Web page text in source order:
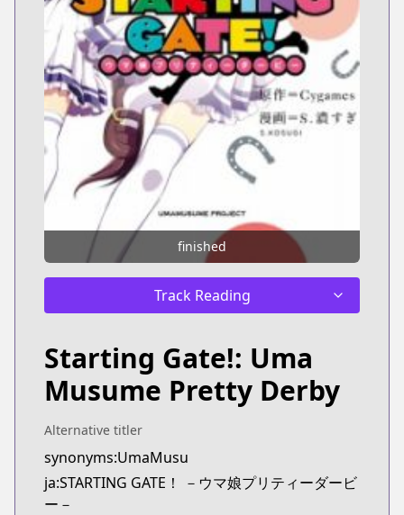
finished
Track Reading
Starting Gate!: Uma
Musume Pretty Derby
Alternative titler
synonyms:UmaMusu
ja:STARTING GATE！ －ウマ娘プリティーダービ
ー－